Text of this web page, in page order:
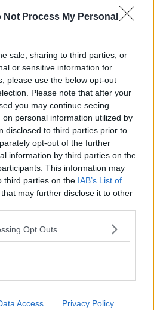
Not Process My Personal
sale, sharing to third parties, or
or sensitive information for
please use the below opt-out
Please note that after your
you may continue seeing
personal information utilized by
disclosed to third parties prior to
opt-out of the further
information by third parties on the
This information may
third parties on the IAB’s List of
that may further disclose it to other
Opt Outs
Access Privacy Policy
carretto